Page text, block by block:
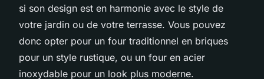
si son design est en harmonie avec le style de
votre jardin ou de votre terrasse. Vous pouvez
donc opter pour un four traditionnel en briques
pour un style rustique, ou un four en acier
inoxydable pour un look plus moderne.